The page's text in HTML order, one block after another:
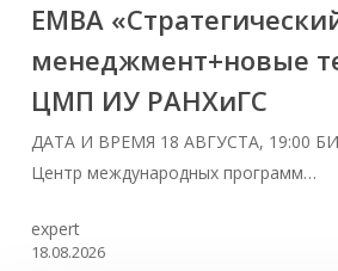
ЕМВА
менеджмент+новые
ЦМП ИУ РАНХиГС
ДАТА И ВРЕМЯ 18 АВГУСТА, 19:00
Центр международных программ…
expert
18.08.2026